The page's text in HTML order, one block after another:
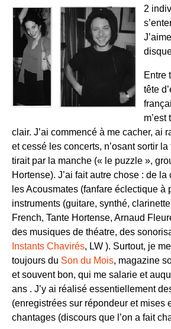
2
Entre
tête
clair. J’ai commencé à me cacher, ai
et cessé les concerts, n’osant sortir
tirait par la manche (« le puzzle »,
Hortense). J’ai fait autre chose : de
les Acousmates (fanfare éclectique à
instruments (guitare, synthé,
French, Tante Hortense, Arnaud
des musiques de théatre, des
Instants Chavirés, LW ). Surtout, je
toujours du Son du Mois, magazine
et souvent bon, qui me salarie et
ans . J’y ai réalisé essentiellement
(enregistrées sur répondeur et mises
chantages (discours que l’on a fait